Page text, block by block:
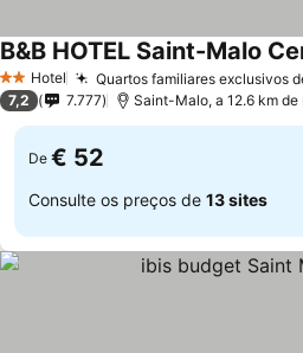
2 Estrelas
Hotel Quartos familiares exclusivos
B&B HOTEL Saint-Malo
7,2 7.777 Saint-Malo, a 12.6 km de
De € 52
Consulte os preços de 13 sites